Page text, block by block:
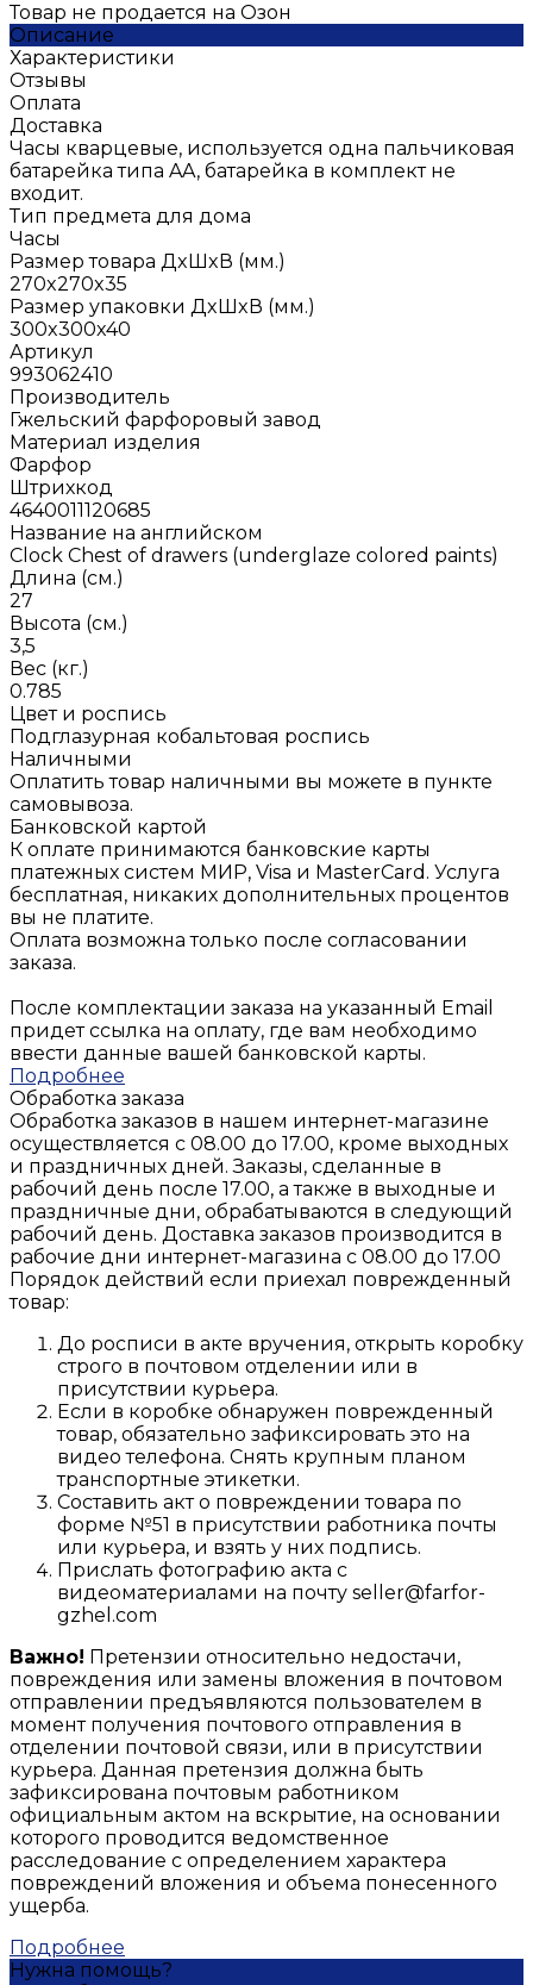
Товар не продается на Озон
Описание
Характеристики
Отзывы
Оплата
Доставка
Часы кварцевые, используется одна пальчиковая
батарейка типа AA, батарейка в комплект не
входит.
Тип предмета для дома
Часы
Размер товара ДxШxВ (мм.)
270x270x35
Размер упаковки ДxШxВ (мм.)
300x300x40
Артикул
993062410
Производитель
Гжельский фарфоровый завод
Материал изделия
Фарфор
Штрихкод
4640011120685
Название на английском
Clock Chest of drawers (underglaze colored paints)
Длина (см.)
27
Высота (см.)
3,5
Вес (кг.)
0.785
Цвет и роспись
Подглазурная кобальтовая роспись
Наличными
Оплатить товар наличными вы можете в пункте
самовывоза.
Банковской картой
К оплате принимаются банковские карты
платежных систем МИР, Visa и MasterCard. Услуга
бесплатная, никаких дополнительных процентов
вы не платите.
Оплата возможна только после согласовании
заказа.
После комплектации заказа на указанный Email
придет ссылка на оплату, где вам необходимо
ввести данные вашей банковской карты.
Подробнее
Обработка заказа
Обработка заказов в нашем интернет-магазине
осуществляется с 08.00 до 17.00, кроме выходных
и праздничных дней. Заказы, сделанные в
рабочий день после 17.00, а также в выходные и
праздничные дни, обрабатываются в следующий
рабочий день. Доставка заказов производится в
рабочие дни интернет-магазина с 08.00 до 17.00
Порядок действий если приехал поврежденный
товар:
До росписи в акте вручения, открыть коробку
строго в почтовом отделении или в
присутствии курьера.
Если в коробке обнаружен поврежденный
товар, обязательно зафиксировать это на
видео телефона. Снять крупным планом
транспортные этикетки.
Составить акт о повреждении товара по
форме №51 в присутствии работника почты
или курьера, и взять у них подпись.
Прислать фотографию акта с
видеоматериалами на почту seller@farfor-
gzhel.com
Важно! Претензии относительно недостачи,
повреждения или замены вложения в почтовом
отправлении предъявляются пользователем в
момент получения почтового отправления в
отделении почтовой связи, или в присутствии
курьера. Данная претензия должна быть
зафиксирована почтовым работником
официальным актом на вскрытие, на основании
которого проводится ведомственное
расследование с определением характера
повреждений вложения и объема понесенного
ущерба.
Подробнее
Нужна помощь?